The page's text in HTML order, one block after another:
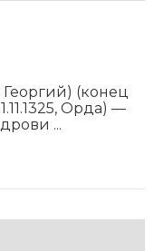
(конец
Орда) —
...